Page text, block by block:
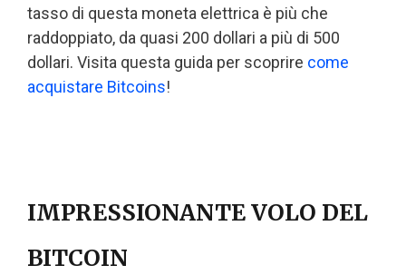
tasso di questa moneta elettrica è più che
raddoppiato, da quasi 200 dollari a più di 500
dollari. Visita questa guida per scoprire come
acquistare Bitcoins!
IMPRESSIONANTE VOLO DEL
BITCOIN